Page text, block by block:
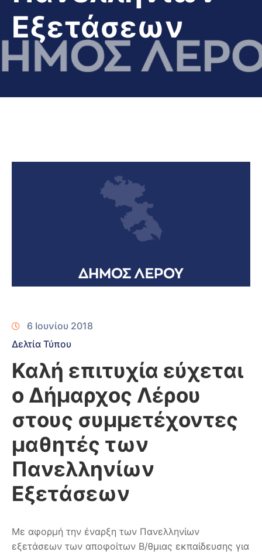
Εξετάσεων
6 Ιουνίου 2018
Δελτία Τύπου
Καλή επιτυχία εύχεται
ο Δήμαρχος Λέρου
στους συμμετέχοντες
μαθητές των
Πανελληνίων
Εξετάσεων
Με αφορμή την έναρξη των Πανελληνίων
εξετάσεων των αποφοίτων B/θμιας εκπαίδευσης για